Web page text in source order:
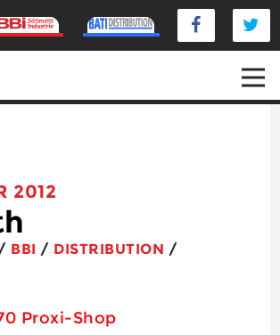
2012
BBI / DISTRIBUTION /
Proxi-Shop